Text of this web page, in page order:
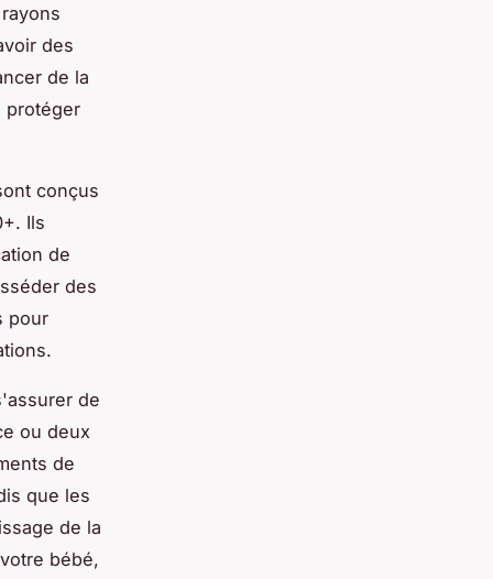
des
de la
protéger
conçus
Ils
de
des
pour
de
ou deux
de
que les
de la
bébé,